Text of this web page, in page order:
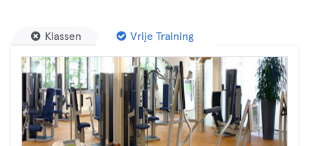
Klassen Vrije Training